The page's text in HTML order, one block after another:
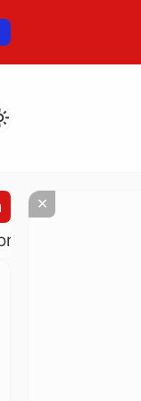
BPJS
Culture
×